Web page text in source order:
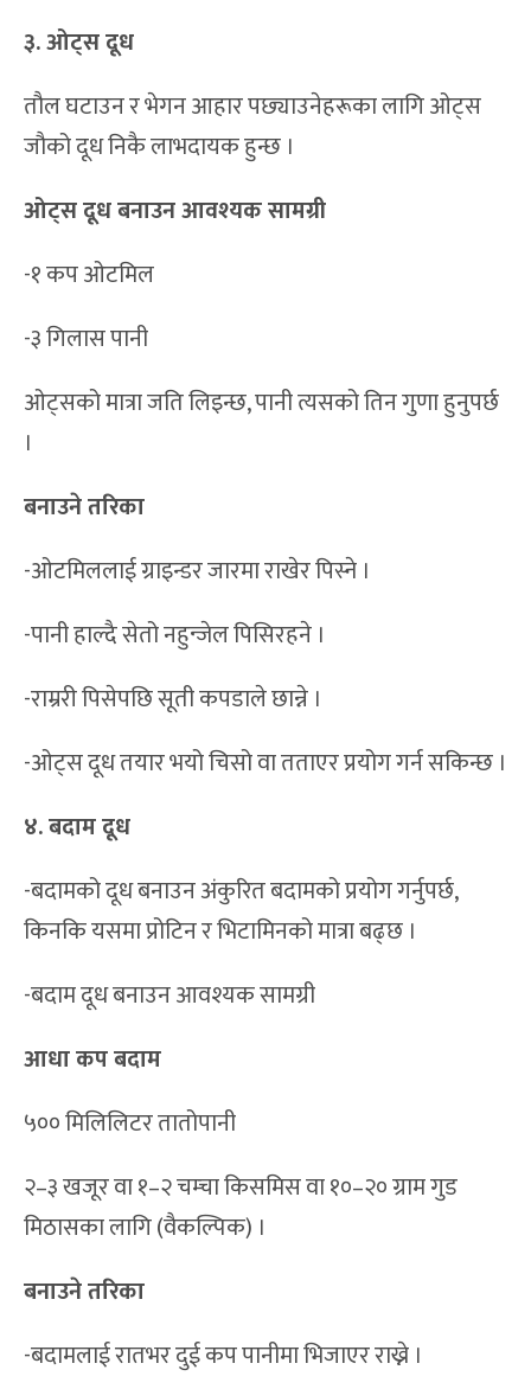
३. ओट्स दूध
तौल घटाउन र भेगन आहार पछ्याउनेहरूका लागि ओट्स
जौको दूध निकै लाभदायक हुन्छ ।
ओट्स दूध बनाउन आवश्यक सामग्री
-१ कप ओटमिल
-३ गिलास पानी
ओट्सको मात्रा जति लिइन्छ, पानी त्यसको तिन गुणा हुनुपर्छ
।
बनाउने तरिका
-ओटमिललाई ग्राइन्डर जारमा राखेर पिस्ने ।
-पानी हाल्दै सेतो नहुन्जेल पिसिरहने ।
-राम्ररी पिसेपछि सूती कपडाले छान्ने ।
-ओट्स दूध तयार भयो चिसो वा तताएर प्रयोग गर्न सकिन्छ ।
४. बदाम दूध
-बदामको दूध बनाउन अंकुरित बदामको प्रयोग गर्नुपर्छ,
किनकि यसमा प्रोटिन र भिटामिनको मात्रा बढ्छ ।
-बदाम दूध बनाउन आवश्यक सामग्री
आधा कप बदाम
५०० मिलिलिटर तातोपानी
२–३ खजूर वा १–२ चम्चा किसमिस वा १०–२० ग्राम गुड
मिठासका लागि (वैकल्पिक) ।
बनाउने तरिका
-बदामलाई रातभर दुई कप पानीमा भिजाएर राख्ने ।